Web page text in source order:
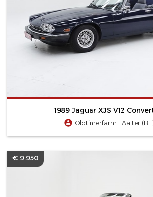
1989 Jaguar XJS V12
Oldtimerfarm - Aalter (BE)
€ 9.950